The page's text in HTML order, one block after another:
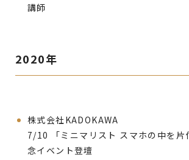
講師
2020年
株式会社KADOKAWA
7/10 「ミニマリスト スマホの中を片
念イベント登壇